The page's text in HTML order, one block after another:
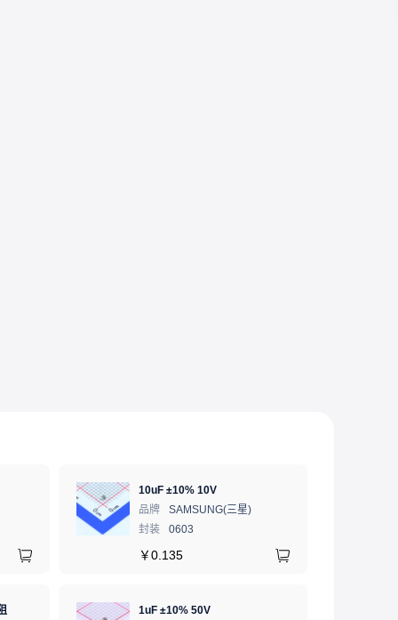
10uF ±10% 10V
品牌
SAMSUNG(三星)
封装
0603
￥0.135
1uF ±10% 50V